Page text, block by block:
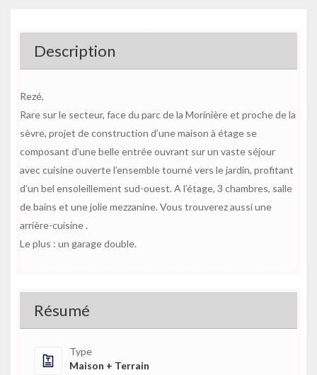
Description
Rezé,
Rare sur le secteur, face du parc de la Morinière et proche de la
sèvre, projet de construction d’une maison à étage se
composant d’une belle entrée ouvrant sur un vaste séjour
avec cuisine ouverte l’ensemble tourné vers le jardin, profitant
d’un bel ensoleillement sud-ouest. A l’étage, 3 chambres, salle
de bains et une jolie mezzanine. Vous trouverez aussi une
arrière-cuisine .
Le plus : un garage double.
Résumé
Type
Maison + Terrain